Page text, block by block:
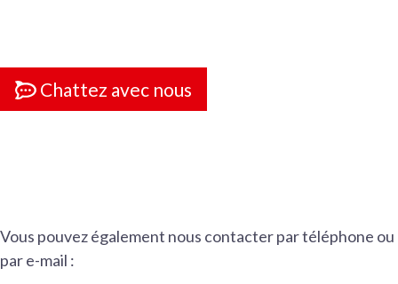
Chattez avec nous
Vous pouvez également nous contacter par téléphone ou
par e-mail :